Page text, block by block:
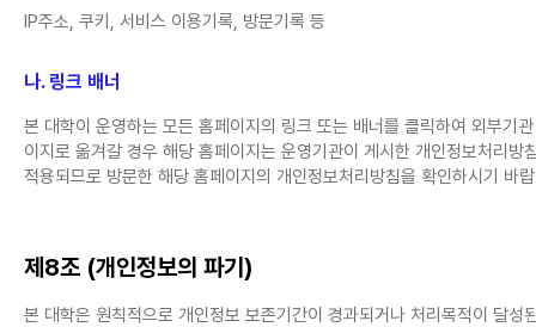
IP주소, 쿠키, 서비스 이용기록, 방문기록 등
나. 링크 배너
본 대학이 운영하는 모든 홈페이지의 링크 또는 배너를 클릭하여 외부기
이지로 옮겨갈 경우 해당 홈페이지는 운영기관이 게시한 개인정보처리방
적용되므로 방문한 해당 홈페이지의 개인정보처리방침을 확인하시기 바
제8조 (개인정보의 파기)
본 대학은 원칙적으로 개인정보 보존기간이 경과되거나 처리목적이 달성